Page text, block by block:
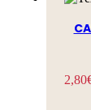
2,80